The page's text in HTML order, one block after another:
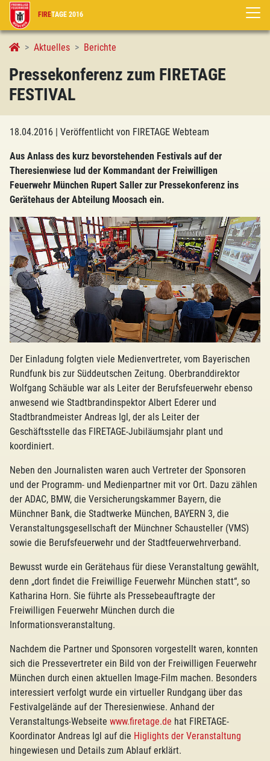
FIRETAGE 2016
Aktuelles Berichte
Pressekonferenz zum FIRETAGE
FESTIVAL
18.04.2016 | Veröffentlicht von FIRETAGE Webteam
Aus Anlass des kurz bevorstehenden Festivals auf der
Theresienwiese lud der Kommandant der Freiwilligen
Feuerwehr München Rupert Saller zur Pressekonferenz ins
Gerätehaus der Abteilung Moosach ein.
Der Einladung folgten viele Medienvertreter, vom Bayerischen
Rundfunk bis zur Süddeutschen Zeitung. Oberbranddirektor
Wolfgang Schäuble war als Leiter der Berufsfeuerwehr ebenso
anwesend wie Stadtbrandinspektor Albert Ederer und
Stadtbrandmeister Andreas Igl, der als Leiter der
Geschäftsstelle das FIRETAGE-Jubiläumsjahr plant und
koordiniert.
Neben den Journalisten waren auch Vertreter der Sponsoren
und der Programm- und Medienpartner mit vor Ort. Dazu zählen
der ADAC, BMW, die Versicherungskammer Bayern, die
Münchner Bank, die Stadtwerke München, BAYERN 3, die
Veranstaltungsgesellschaft der Münchner Schausteller (VMS)
sowie die Berufsfeuerwehr und der Stadtfeuerwehrverband.
Bewusst wurde ein Gerätehaus für diese Veranstaltung gewählt,
denn „dort findet die Freiwillige Feuerwehr München statt“, so
Katharina Horn. Sie führte als Pressebeauftragte der
Freiwilligen Feuerwehr München durch die
Informationsveranstaltung.
Nachdem die Partner und Sponsoren vorgestellt waren, konnten
sich die Pressevertreter ein Bild von der Freiwilligen Feuerwehr
München durch einen aktuellen Image-Film machen. Besonders
interessiert verfolgt wurde ein virtueller Rundgang über das
Festivalgelände auf der Theresienwiese. Anhand der
Veranstaltungs-Webseite www.firetage.de hat FIRETAGE-
Koordinator Andreas Igl auf die Higlights der Veranstaltung
hingewiesen und Details zum Ablauf erklärt.